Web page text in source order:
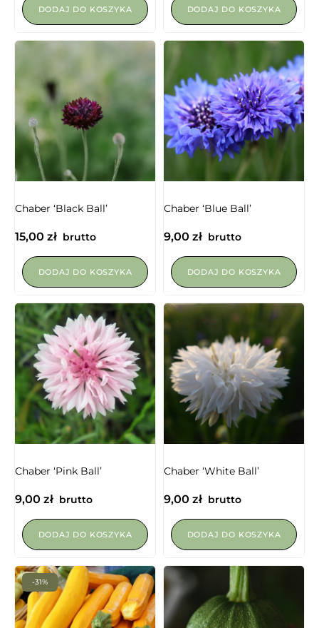
DODAJ DO KOSZYKA DODAJ DO KOSZYKA
Chaber ‘Black Ball’
15,00 zł brutto
DODAJ DO KOSZYKA
Chaber ‘Blue Ball’
9,00 zł brutto
DODAJ DO KOSZYKA
Chaber ‘Pink Ball’
9,00 zł brutto
DODAJ DO KOSZYKA
Chaber ‘White Ball’
9,00 zł brutto
DODAJ DO KOSZYKA
-31%